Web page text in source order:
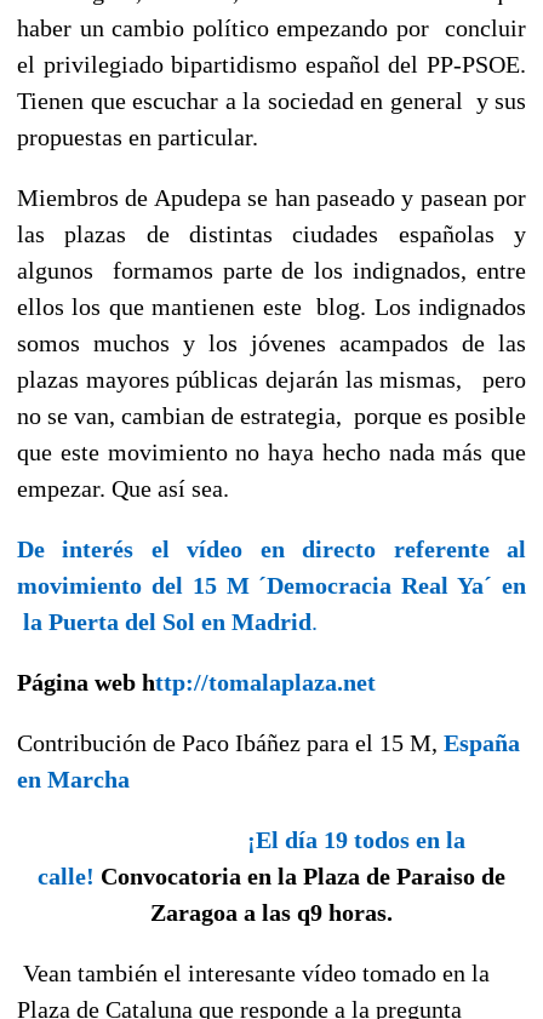
haber un cambio político empezando por concluir
el privilegiado bipartidismo español del PP-PSOE.
Tienen que escuchar a la sociedad en general y sus
propuestas en particular.
Miembros de Apudepa se han paseado y pasean por
las plazas de distintas ciudades españolas y
algunos formamos parte de los indignados, entre
ellos los que mantienen este blog. Los indignados
somos muchos y los jóvenes acampados de las
plazas mayores públicas dejarán las mismas, pero
no se van, cambian de estrategia, porque es posible
que este movimiento no haya hecho nada más que
empezar. Que así sea.
De interés el vídeo en directo referente al
movimiento del 15 M ´Democracia Real Ya´ en
la Puerta del Sol en Madrid.
Página web http://tomalaplaza.net
Contribución de Paco Ibáñez para el 15 M, España
en Marcha
¡El día 19 todos en la
calle! Convocatoria en la Plaza de Paraiso de
Zaragoa a las q9 horas.
Vean también el interesante vídeo tomado en la
Plaza de Cataluna que responde a la pregunta